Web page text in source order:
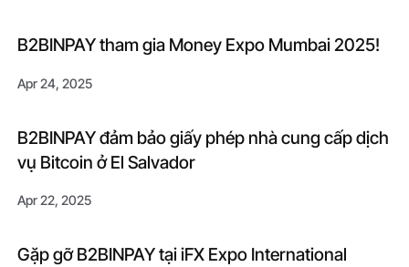
B2BINPAY tham gia Money Expo Mumbai 2025!
Apr 24, 2025
B2BINPAY đảm bảo giấy phép nhà cung cấp dịch
vụ Bitcoin ở El Salvador
Apr 22, 2025
Gặp gỡ B2BINPAY tại iFX Expo International